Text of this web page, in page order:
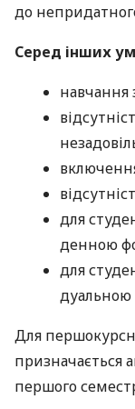
до
Серед інших
для
денною
для
Для
призначається
першого